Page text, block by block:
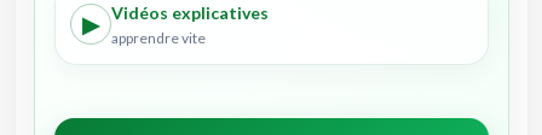
▶ Vidéos explicatives
apprendre vite